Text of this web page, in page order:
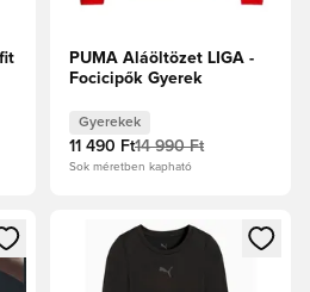
PUMA Aláöltözet LIGA -
Focicipők Gyerek
Gyerekek
11 490 Ft14 990 Ft
Sok méretben kapható
vagy a tagként való
Megnyit egy modált a